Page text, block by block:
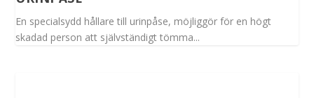
En specialsydd hållare till urinpåse, möjliggör för en högt
skadad person att självständigt tömma...